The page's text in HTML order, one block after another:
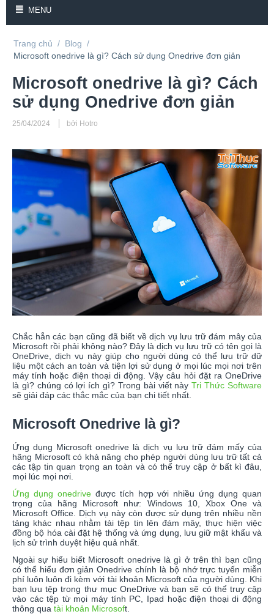
MENU
Trang chủ / Blog /
Microsoft onedrive là gì? Cách sử dụng Onedrive đơn giản
Microsoft onedrive là gì? Cách
sử dụng Onedrive đơn giản
25/04/2024 bởi Hotro
Chắc hẳn các bạn cũng đã biết về dịch vụ lưu trữ đám mây của
Microsoft rồi phải không nào? Đây là dịch vụ lưu trữ có tên gọi là
OneDrive, dịch vụ này giúp cho người dùng có thể lưu trữ dữ
liệu một cách an toàn và tiện lợi sử dụng ở mọi lúc mọi nơi trên
máy tính hoặc điện thoại di động. Vậy câu hỏi đặt ra OneDrive
là gì? chúng có lợi ích gì? Trong bài viết nàyTri Thức Software
sẽ giải đáp các thắc mắc của bạn chi tiết nhất.
Microsoft Onedrive là gì?
Ứng dụng Microsoft onedrive là dịch vụ lưu trữ đám mấy của
hãng Microsoft có khả năng cho phép người dùng lưu trữ tất cả
các tập tin quan trọng an toàn và có thể truy cập ở bất kì đâu,
mọi lúc mọi nơi.
Ứng dụng onedriveđược tích hợp với nhiều ứng dụng quan
trọng của hãng Microsoft như: Windows 10, Xbox One và
Microsoft Office. Dịch vụ này còn được sử dụng trên nhiều nền
tảng khác nhau nhằm tải tệp tin lên đám mây, thực hiện việc
đồng bộ hóa cài đặt hệ thống và ứng dụng, lưu giữ mật khẩu và
lịch sử trình duyệt hiệu quả nhất.
Ngoài sự hiểu biết Microsoft onedrive là gì ở trên thì bạn cũng
có thể hiểu đơn giản Onedrive chính là bộ nhớ trực tuyến miễn
phí luôn luôn đi kèm với tài khoản Microsoft của người dùng. Khi
bạn lưu tệp trong thư mục OneDrive và bạn sẽ có thể truy cập
vào các tệp từ mọi máy tính PC, Ipad hoặc điện thoại di động
thông qua tài khoản Microsoft.